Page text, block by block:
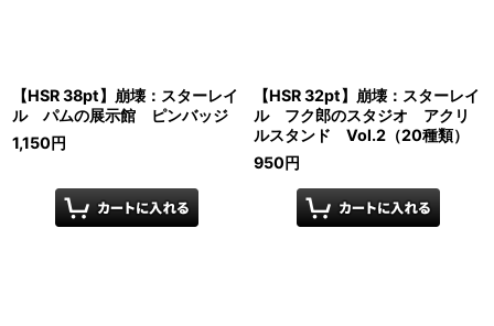
【HSR 38pt】崩壊：スターレイ
ル パムの展示館 ピンバッジ
1,150円
【HSR 32pt】崩壊：スターレイ
ル フク郎のスタジオ アクリ
ルスタンド Vol.2（20種類）
950円